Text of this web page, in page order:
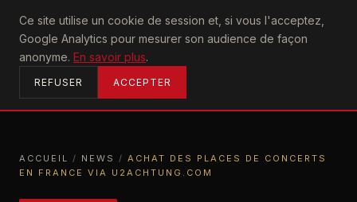
Ce site utilise un cookie de session et, si vous l'acceptez,
Google Analytics pour mesurer son audience de façon
anonyme. En savoir plus.
REFUSER ACCEPTER
U2achtung
ACCUEIL
ACCUEIL / NEWS / ACHAT DES PLACES DE CONCERTS
EN FRANCE VIA U2ACHTUNG.COM